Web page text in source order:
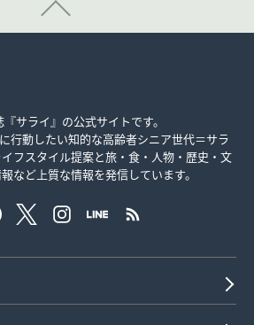
サライ』の公式サイトです。
行動したい知的な高齢者シニア世代＝サラ
フスタイル提案と旅・食・人物・歴史・文
など上質な情報を発信しています。